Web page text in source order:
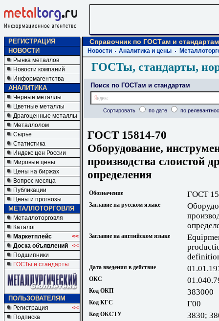
РЕГИСТРАЦИЯ
НОВОСТИ
Рынка металлов
Новости компаний
Информагентства
АНАЛИТИКА
Черные металлы
Цветные металлы
Драгоценные металлы
Металлолом
Сырье
Статистика
Индекс цен России
Мировые цены
Цены на биржах
Вопрос месяца
Публикации
Цены и прогнозы
МЕТАЛЛОТОРГОВЛЯ
Металлоторговля
Каталог
Маркетплейс
<<
Доска объявлений <<
Подшипники
ГОСТы и стандарты
ПОЛЬЗОВАТЕЛЯМ
Регистрация
<<
Подписка
Справочник по ГОСТам и стандартам
Новости Аналитика и цены
ГОСТы, стандарты,
Поиск по ГОСТам и стандартам
Сортировать по дате по
ГОСТ 15814-70
Оборудование,
производства слоистой
определения
Обозначение ГОСТ
Заглавие на русском языке
Заглавие на английском языке
Дата введения в действие
ОКС
Код ОКП 383000
Код КГС Г00
Код ОКСТУ 3830;